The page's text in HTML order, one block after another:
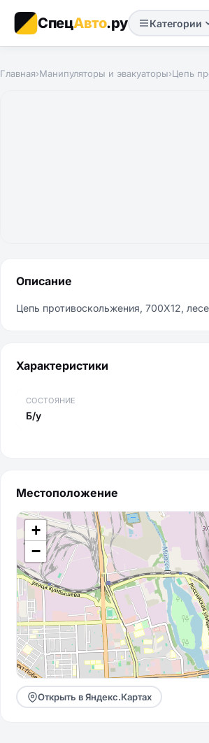
СпецАвто.ру Категории
Главная›Манипуляторы и эвакуаторы›Цепь
Описание
Цепь противоскольжения, 700X12,
Характеристики
СОСТОЯНИЕ
Б/у
Местоположение
+
−
Открыть в Яндекс.Картах